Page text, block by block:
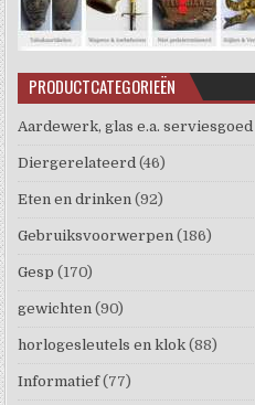
PRODUCTCATEGORIEËN
Aardewerk, glas e.a. serviesgoed
Diergerelateerd (46)
Eten en drinken (92)
Gebruiksvoorwerpen (186)
Gesp (170)
gewichten (90)
horlogesleutels en klok (88)
Informatief (77)